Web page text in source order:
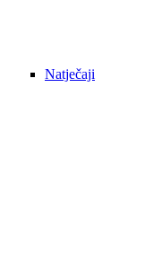
Natječaji